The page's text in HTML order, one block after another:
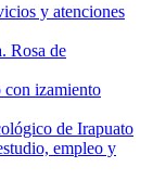
y atenciones
Rosa de
con izamiento
de Irapuato
empleo y